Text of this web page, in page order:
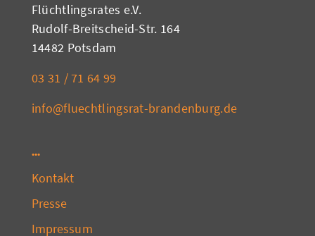
Flüchtlingsrates e.V.
Rudolf-Breitscheid-Str. 164
14482 Potsdam
03 31 / 71 64 99
info@fluechtlingsrat-brandenburg.de
Kontakt
Presse
Impressum